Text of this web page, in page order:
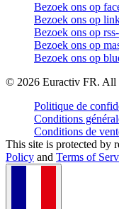
Bezoek ons op
Bezoek ons op
Bezoek ons op
Bezoek ons op
Bezoek ons op
© 2026 Euractiv FR. All
Politique de
Conditions
Conditions de
This site is protected by
Policy and Terms of